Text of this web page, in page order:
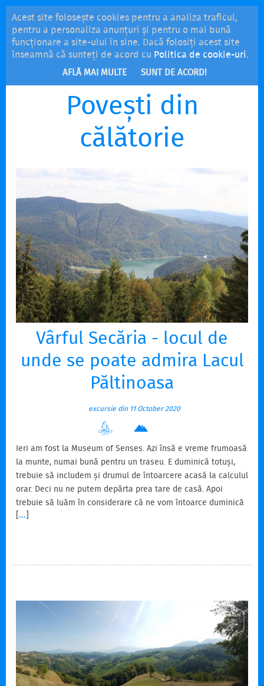
Acest site folosește cookies pentru a analiza traficul,
pentru a personaliza anunțuri și pentru o mai bună
funcționare a site-ului în sine. Dacă folosiți acest site
înseamnă că sunteți de acord cu Politica de cookie-uri.
AFLĂ MAI MULTE SUNT DE ACORD!
MENU
Povești din
călătorie
Vârful Secăria - locul de
unde se poate admira Lacul
Păltinoasa
excursie din 11 October 2020
Ieri am fost la Museum of Senses. Azi însă e vreme frumoasă
la munte, numai bună pentru un traseu. E duminică totuși,
trebuie să includem și drumul de întoarcere acasă la calculul
orar. Deci nu ne putem depărta prea tare de casă. Apoi
trebuie să luăm în considerare că ne vom întoarce duminică
seara, adică să nu uităm fluxul de mașini care se vor
[...]